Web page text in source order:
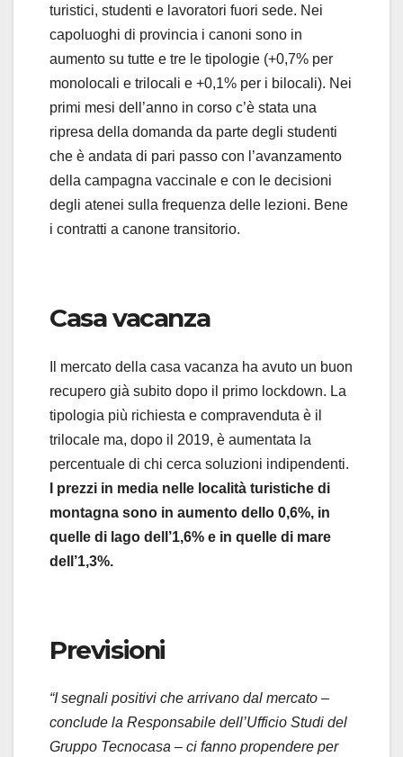
turistici, studenti e lavoratori fuori sede. Nei
capoluoghi di provincia i canoni sono in
aumento su tutte e tre le tipologie (+0,7% per
monolocali e trilocali e +0,1% per i bilocali). Nei
primi mesi dell’anno in corso c’è stata una
ripresa della domanda da parte degli studenti
che è andata di pari passo con l’avanzamento
della campagna vaccinale e con le decisioni
degli atenei sulla frequenza delle lezioni. Bene
i contratti a canone transitorio.
Casa vacanza
Il mercato della casa vacanza ha avuto un buon
recupero già subito dopo il primo lockdown. La
tipologia più richiesta e compravenduta è il
trilocale ma, dopo il 2019, è aumentata la
percentuale di chi cerca soluzioni indipendenti.
I prezzi in media nelle località turistiche di
montagna sono in aumento dello 0,6%, in
quelle di lago dell’1,6% e in quelle di mare
dell’1,3%.
Previsioni
“I segnali positivi che arrivano dal mercato –
conclude la Responsabile dell’Ufficio Studi del
Gruppo Tecnocasa – ci fanno propendere per